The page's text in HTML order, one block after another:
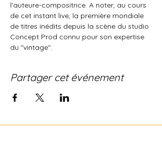
l'auteure-compositrice. A noter, au cours
de cet instant live, la première mondiale
de titres inédits depuis la scène du studio
Concept Prod connu pour son expertise
du "vintage".
Partager cet événement